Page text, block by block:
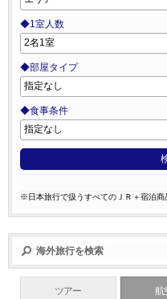
◆1室人数
◆部屋タイプ
◆食事条件
※日本旅行で扱うすべてのＪＲ＋宿泊商
海外旅行を検索
ツアー 航